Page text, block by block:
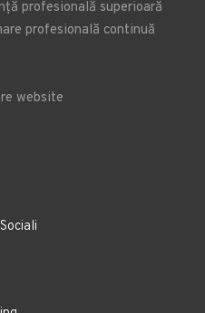
profesională superioară
profesională continuă
website